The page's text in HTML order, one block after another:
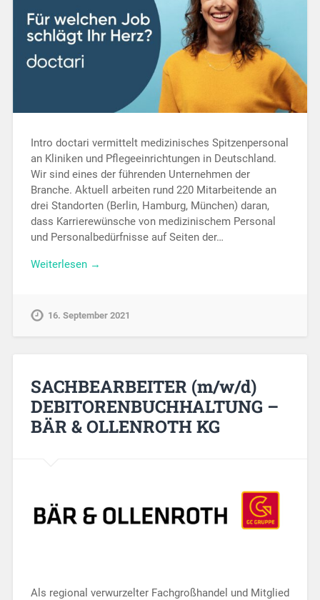
Intro doctari vermittelt medizinisches Spitzenpersonal
an Kliniken und Pflegeeinrichtungen in Deutschland.
Wir sind eines der führenden Unternehmen der
Branche. Aktuell arbeiten rund 220 Mitarbeitende an
drei Standorten (Berlin, Hamburg, München) daran,
dass Karrierewünsche von medizinischem Personal
und Personalbedürfnisse auf Seiten der…
Weiterlesen →
16. September 2021
SACHBEARBEITER (m/w/d)
DEBITORENBUCHHALTUNG –
BÄR & OLLENROTH KG
Als regional verwurzelter Fachgroßhandel und Mitglied